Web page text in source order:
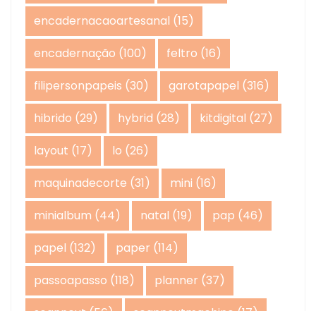
encadernacaoartesanal (15)
encadernação (100) feltro (16)
filipersonpapeis (30) garotapapel (316)
hibrido (29) hybrid (28) kitdigital (27)
layout (17) lo (26)
maquinadecorte (31) mini (16)
minialbum (44) natal (19) pap (46)
papel (132) paper (114)
passoapasso (118) planner (37)